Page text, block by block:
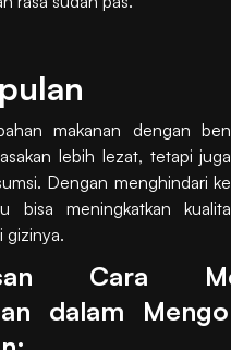
makanan dengan
lebih lezat, tetapi
Dengan menghindari
bisa meningkatkan
gizinya.
Cara
dalam